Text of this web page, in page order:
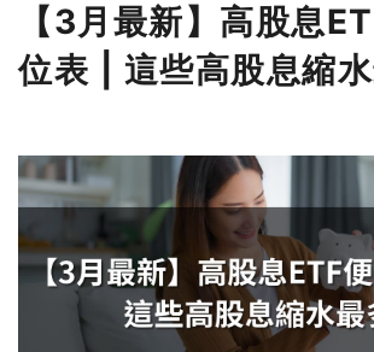
【3月最新】高股息
位表 | 這些高股息縮